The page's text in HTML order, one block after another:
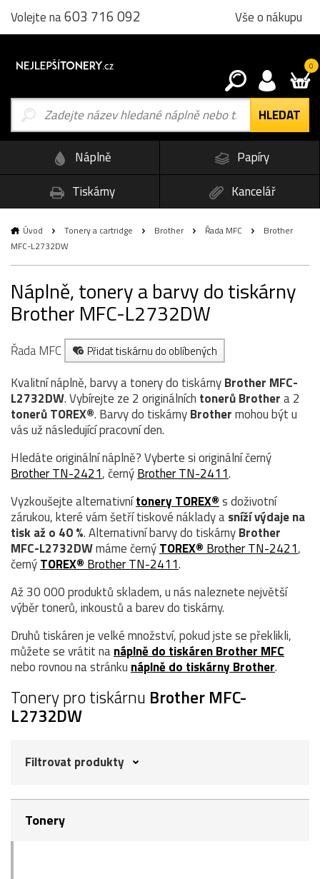
Volejte na603 716 092 Vše o nákupu
0
Náplně
Papíry
Tiskárny
Kancelář
Úvod Tonery a cartridge Brother Řada MFC
Brother
MFC-L2732DW
Náplně, tonery a barvy do tiskárny
Brother MFC-L2732DW
Řada MFC Přidat tiskárnu do oblíbených
Kvalitní náplně, barvy a tonery do tiskárnyBrother MFC-
L2732DW. Vybírejte ze 2 originálních tonerůBrothera 2
tonerů TOREX®. Barvy do tiskárnyBrothermohou být u
vás už následující pracovní den.
Hledáte originální náplně? Vyberte si originální černý
Brother TN-2421, černýBrother TN-2411.
Vyzkoušejte alternativnítonery TOREX®s doživotní
zárukou, které vám šetří tiskové náklady asníží výdaje na
tisk až o 40 %. Alternativní barvy do tiskárnyBrother
MFC-L2732DWmáme černýTOREX® Brother TN-2421,
černýTOREX® Brother TN-2411.
Až 30 000 produktů skladem, u nás naleznete největší
výběr tonerů, inkoustů a barev do tiskárny.
Druhů tiskáren je velké množství, pokud jste se překlikli,
můžete se vrátit nanáplně do tiskáren Brother MFC
nebo rovnou na stránku náplně do tiskárny Brother.
Tonery pro tiskárnu Brother MFC-
L2732DW
Filtrovat produkty
Tonery